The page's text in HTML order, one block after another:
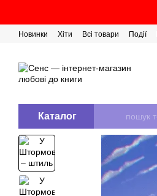
Новинки Хіти Всі товари Події
Каталог